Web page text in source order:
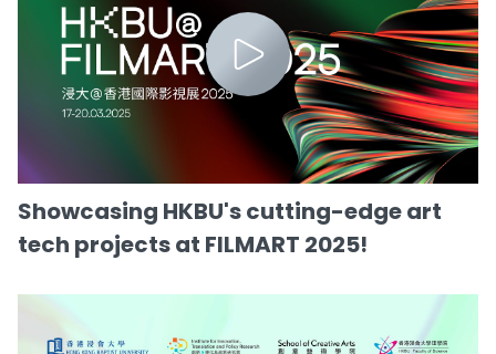
Showcasing HKBU's cutting-edge art
tech projects at FILMART 2025!